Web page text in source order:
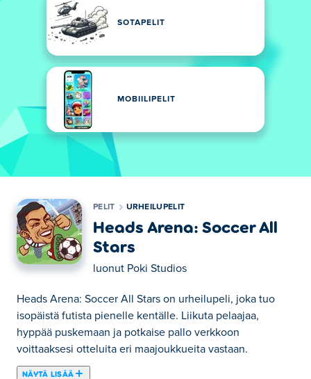
SOTAPELIT
MOBIILIPELIT
PELIT URHEILUPELIT
Heads Arena: Soccer All
Stars
luonut Poki Studios
Heads Arena: Soccer All Stars on urheilupeli, joka tuo
isopäistä futista pienelle kentälle. Liikuta pelaajaa,
hyppää puskemaan ja potkaise pallo verkkoon
voittaaksesi otteluita eri maajoukkueita vastaan.
NÄYTÄ LISÄÄ